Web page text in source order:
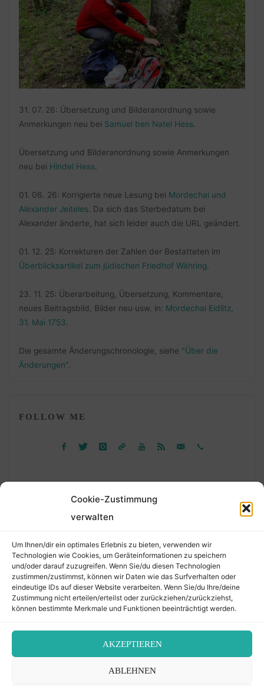
Cookie-Zustimmung
verwalten
Um Ihnen/dir ein optimales Erlebnis zu bieten, verwenden wir
Technologien wie Cookies, um Geräteinformationen zu speichern
und/oder darauf zuzugreifen. Wenn Sie/du diesen Technologien
zustimmen/zustimmst, können wir Daten wie das Surfverhalten oder
eindeutige IDs auf dieser Website verarbeiten. Wenn Sie/du Ihre/deine
Zustimmung nicht erteilen/erteilst oder zurückziehen/zurückziehst,
können bestimmte Merkmale und Funktionen beeinträchtigt werden.
AKZEPTIEREN
ABLEHNEN
31. 07. 26: Übersetzung und Bilderanordnung sowie
Anmerkungen neu bei Samuel ben Natel Hess
Übersetzung und Bilderanordnung sowie Anmerkungen
neu bei Hindel Hess
01. 06. 26: Korrigierte neue Lesung bei Mordechai und
Alexander Jeiteles . Da sich das Sterbedatum bei
Alexander änderte, hat sich leider auch die URL geändert.
01. 12. 25: Korrekturen der Zahlen der Bestatteten im
Überblicksartikel zum jüdischen Friedhof Währing
23. 11. 25: Überarbeitung, Übersetzung, Kommentare,
neues Beitragsbild, Bilder neu usw. in: Mordechai Eidlitz,
31. Mai 1753
Die gesamte Änderungschronologie, siehe "Über die
Änderungen".
FOLLOW ME
nach:
©2026 Der Transkribierer
Kontakt / Impressum
Back
to